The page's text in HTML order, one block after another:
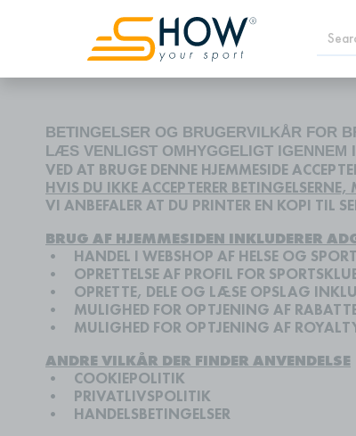
BETINGELSER OG BRUGERVILKÅR FOR
LÆS VENLIGST OMHYGGELIGT IGENNEM
VED AT BRUGE DENNE HJEMMESIDE
HVIS DU IKKE ACCEPTERER
VI ANBEFALER AT DU PRINTER EN KOPI TIL
BRUG AF HJEMMESIDEN INKLUDERER
•
HANDEL I WEBSHOP AF HELSE OG
•
OPRETTELSE AF PROFIL FOR
•
OPRETTE, DELE OG LÆSE OPSLAG
•
MULIGHED FOR OPTJENING AF
•
MULIGHED FOR OPTJENING AF
ANDRE VILKÅR DER FINDER ANVENDELSE
•
COOKIEPOLITIK
•
PRIVATLIVSPOLITIK
•
HANDELSBETINGELSER